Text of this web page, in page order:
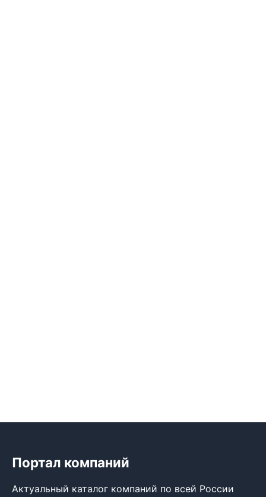
Портал компаний
Актуальный каталог компаний по всей России